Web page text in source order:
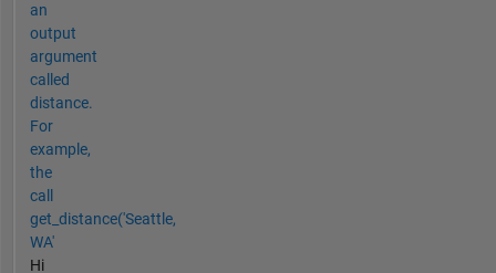
an
output
argument
called
distance.
For
example,
the
call
get_distance('Seattle,
WA'
Hi